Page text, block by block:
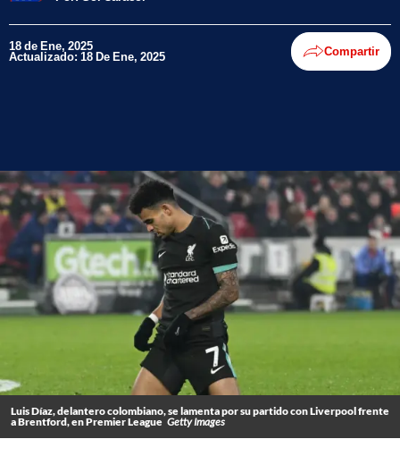
18 de Ene, 2025
Actualizado: 18 De Ene, 2025 Compartir
Luis Díaz, delantero colombiano, se lamenta por su partido con Liverpool frente
a Brentford, en Premier League Getty Images